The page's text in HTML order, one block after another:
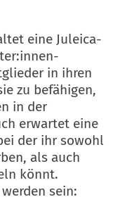
eine Juleica-
in ihren
zu befähigen,
in der
erwartet eine
der ihr sowohl
als auch
könnt.
sein: